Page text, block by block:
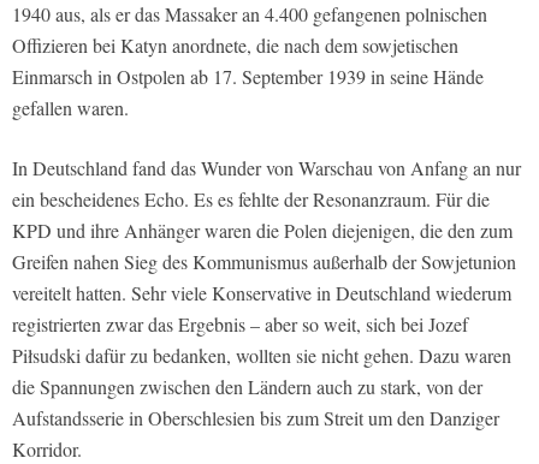
1940 aus, als er das Massaker an 4.400 gefangenen polnischen
Offizieren bei Katyn anordnete, die nach dem sowjetischen
Einmarsch in Ostpolen ab 17. September 1939 in seine Hände
gefallen waren.
In Deutschland fand das Wunder von Warschau von Anfang an nur
ein bescheidenes Echo. Es es fehlte der Resonanzraum. Für die
KPD und ihre Anhänger waren die Polen diejenigen, die den zum
Greifen nahen Sieg des Kommunismus außerhalb der Sowjetunion
vereitelt hatten. Sehr viele Konservative in Deutschland wiederum
registrierten zwar das Ergebnis – aber so weit, sich bei Jozef
Piłsudski dafür zu bedanken, wollten sie nicht gehen. Dazu waren
die Spannungen zwischen den Ländern auch zu stark, von der
Aufstandsserie in Oberschlesien bis zum Streit um den Danziger
Korridor.